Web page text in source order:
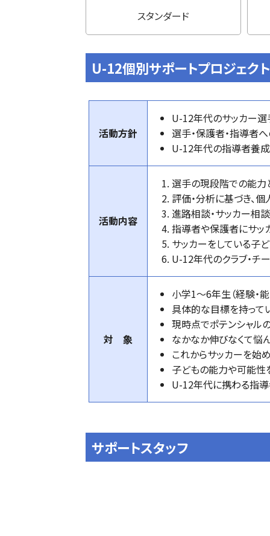
スタンダード
U-12個別サポートプロジェクト
活動方針
U-12年代のサッカー選
選手・保護者・指導者
U-12年代の指導者養成
活動内容
選手の現段階での能力
評価・分析に基づき、
進路相談・サッカー相
指導者や保護者にサッ
サッカーをしている子
U-12年代のクラブ・チ
対 象
小学1～6年生（経験・
具体的な目標を持って
現時点でポテンシャル
なかなか伸びなくて悩
これからサッカーを始
子どもの能力や可能性
U-12年代に携わる指導
サポートスタッフ